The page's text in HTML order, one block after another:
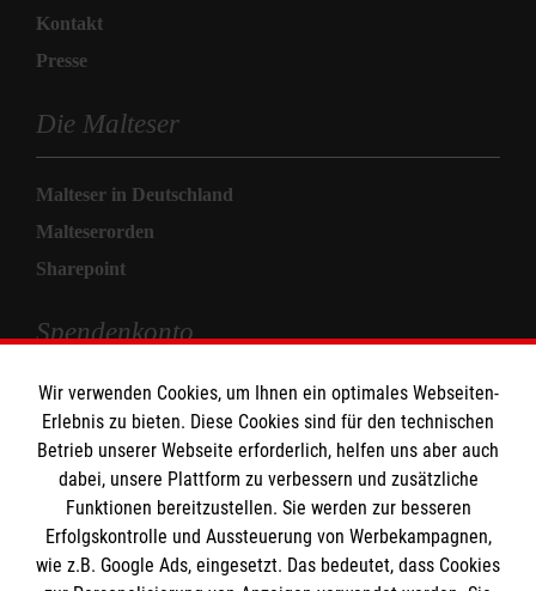
Kontakt
Presse
Die Malteser
Malteser in Deutschland
Malteserorden
Sharepoint
Spendenkonto
Empfänger: Malteser Hilfsdienst e.V.
Pax-Bank für Kirche und Caritas eG
IBAN: DE71 3706 0120 1201 2280 14
BIC: GENODED1PA7
So finden Sie uns
Wir verwenden Cookies, um Ihnen ein optimales Webseiten-
Erlebnis zu bieten. Diese Cookies sind für den technischen
Betrieb unserer Webseite erforderlich, helfen uns aber auch
dabei, unsere Plattform zu verbessern und zusätzliche
Funktionen bereitzustellen. Sie werden zur besseren
Erfolgskontrolle und Aussteuerung von Werbekampagnen,
wie z.B. Google Ads, eingesetzt. Das bedeutet, dass Cookies